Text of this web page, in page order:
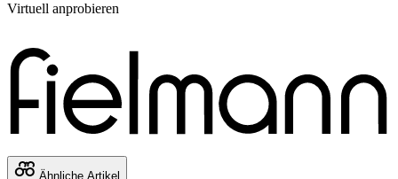
Virtuell anprobieren
Ähnliche Artikel